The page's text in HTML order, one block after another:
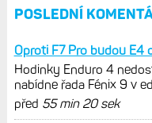
Fénix 9 v
Live
sporty.
cyklistiky,